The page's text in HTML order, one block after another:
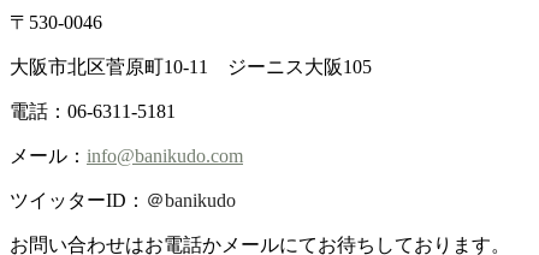
〒530-0046
大阪市北区菅原町10-11 ジーニス大阪105
電話：06-6311-5181
メール： info@banikudo.com
ツイッターID： ＠banikudo
お問い合わせはお電話かメールにてお待ちしております。